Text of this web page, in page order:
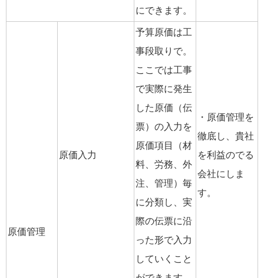
にできます。
原価管理
原価入力
予算原価は工
事段取りで。
ここでは工事
で実際に発生
した原価（伝
票）の入力を
原価項目（材
料、労務、外
注、管理）毎
に分類し、実
際の伝票に沿
った形で入力
していくこと
・原価管理を
徹底し、貴社
を利益のでる
会社にしま
す。